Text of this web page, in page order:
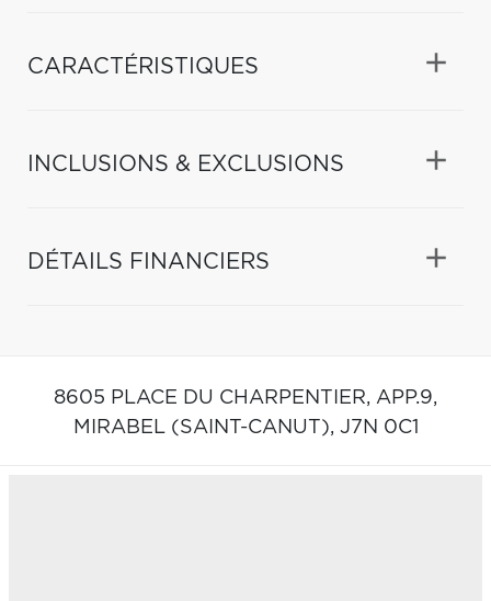
CARACTÉRISTIQUES
INCLUSIONS & EXCLUSIONS
DÉTAILS FINANCIERS
8605 PLACE DU CHARPENTIER, APP.9,
MIRABEL (SAINT-CANUT), J7N 0C1